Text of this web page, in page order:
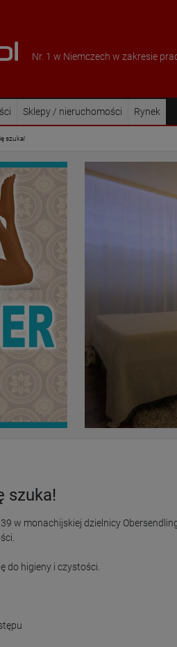
Nr. 1 w Niemczech w zakresie
Sklepy / nieruchomości Rynek
szuka!
szuka!
w monachijskiej dzielnicy
do higieny i czystości.